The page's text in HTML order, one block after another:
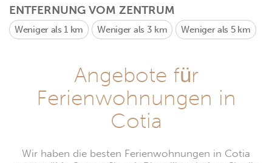
ENTFERNUNG VOM ZENTRUM
Weniger als 1 km Weniger als 3 km Weniger als 5 km
Angebote für
Ferienwohnungen in
Cotia
Wir haben die besten Ferienwohnungen in Cotia